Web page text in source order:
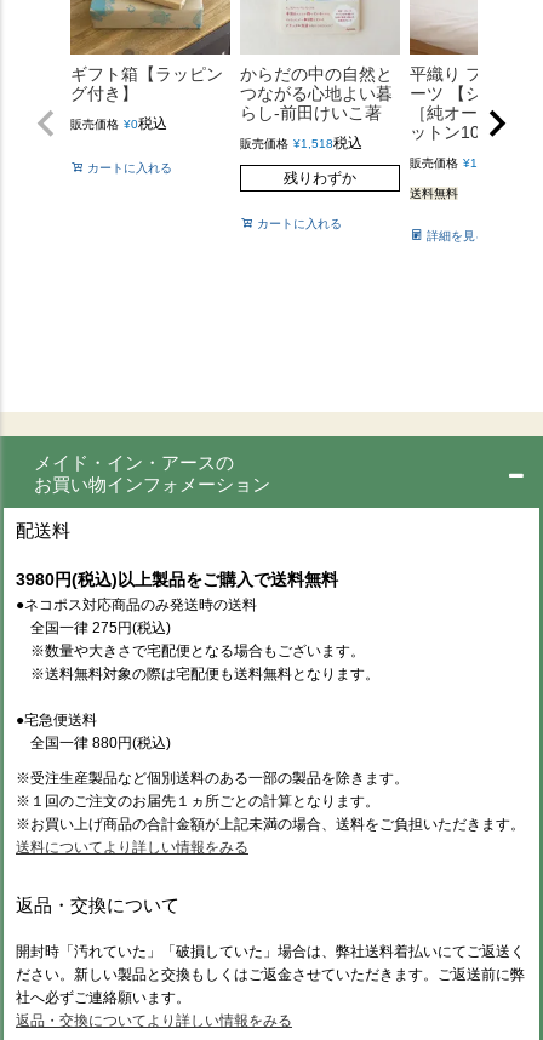
ギフト箱【ラッピン
グ付き】
販売価格 ¥0税込
カートに入れる
からだの中の自然と
つながる心地よい暮
らし-前田けいこ著
販売価格 ¥1,518税込
残りわずか
カートに入れる
平織り フラット
ーツ 【シングル
［純オーガニッ
ットン100%］
販売価格 ¥12,100
送料無料
詳細を見る
メイド・イン・アースの
お買い物インフォメーション
配送料
3980円(税込)以上製品をご購入で送料無料
●ネコポス対応商品のみ発送時の送料
全国一律 275円(税込)
※数量や大きさで宅配便となる場合もございます。
※送料無料対象の際は宅配便も送料無料となります。
●宅急便送料
全国一律 880円(税込)
※受注生産製品など個別送料のある一部の製品を除きます。
※１回のご注文のお届先１ヵ所ごとの計算となります。
※お買い上げ商品の合計金額が上記未満の場合、送料をご負担いただきます。
送料についてより詳しい情報をみる
返品・交換について
開封時「汚れていた」「破損していた」場合は、弊社送料着払いにてご返送く
ださい。新しい製品と交換もしくはご返金させていただきます。ご返送前に弊
社へ必ずご連絡願います。
返品・交換についてより詳しい情報をみる